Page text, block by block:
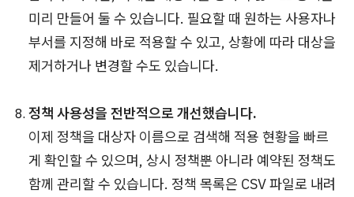
미리 만들어 둘 수 있습니다. 필요할 때 원하는 사용자나
부서를 지정해 바로 적용할 수 있고, 상황에 따라 대상을
제거하거나 변경할 수도 있습니다.
정책 사용성을 전반적으로 개선했습니다.
이제 정책을 대상자 이름으로 검색해 적용 현황을 빠르
게 확인할 수 있으며, 상시 정책뿐 아니라 예약된 정책도
함께 관리할 수 있습니다. 정책 목록은 CSV 파일로 내려